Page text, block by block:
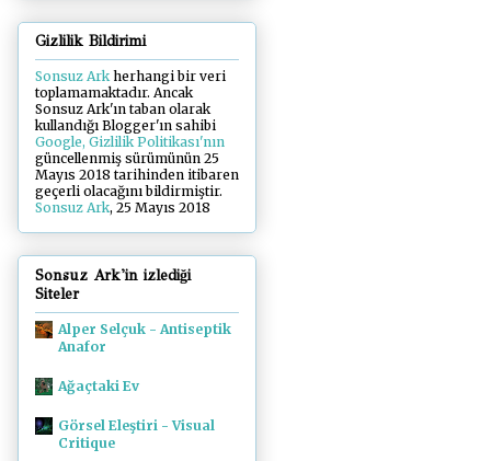
Gizlilik Bildirimi
Sonsuz Arkherhangi bir veri
toplamamaktadır. Ancak
Sonsuz Ark'ın taban olarak
kullandığı Blogger'ın sahibi
Google, Gizlilik Politikası'nın
güncellenmiş sürümünün 25
Mayıs 2018 tarihinden itibaren
geçerli olacağını bildirmiştir.
Sonsuz Ark, 25 Mayıs 2018
Sonsuz Ark'in izlediği
Siteler
Alper Selçuk - Antiseptik
Anafor
Ağaçtaki Ev
Görsel Eleştiri - Visual
Critique